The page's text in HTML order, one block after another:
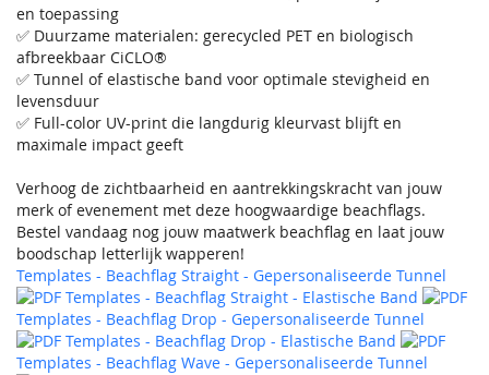
en toepassing
✅ Duurzame materialen: gerecycled PET en biologisch
afbreekbaar CiCLO®
✅ Tunnel of elastische band voor optimale stevigheid en
levensduur
✅ Full-color UV-print die langdurig kleurvast blijft en
maximale impact geeft
Verhoog de zichtbaarheid en aantrekkingskracht van jouw
merk of evenement met deze hoogwaardige beachflags.
Bestel vandaag nog jouw maatwerk beachflag en laat jouw
boodschap letterlijk wapperen!
Templates - Beachflag Straight - Gepersonaliseerde Tunnel
Templates - Beachflag Straight - Elastische Band
Templates - Beachflag Drop - Gepersonaliseerde Tunnel
Templates - Beachflag Drop - Elastische Band
Templates - Beachflag Wave - Gepersonaliseerde Tunnel